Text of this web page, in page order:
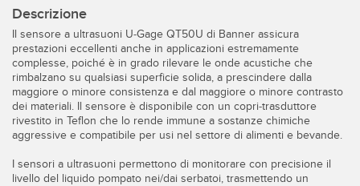
Sensori di monitoraggio delle condizioni wireless
Sensori di vibrazioni
ACCESSORI
IO-Link
Descrizione
Il sensore a ultrasuoni U-Gage QT50U di Banner assicura
prestazioni eccellenti anche in applicazioni estremamente
complesse, poiché è in grado rilevare le onde acustiche che
rimbalzano su qualsiasi superficie solida, a prescindere dalla
maggiore o minore consistenza e dal maggiore o minore contrasto
dei materiali. Il sensore è disponibile con un copri-trasduttore
rivestito in Teflon che lo rende immune a sostanze chimiche
aggressive e compatibile per usi nel settore di alimenti e bevande.
I sensori a ultrasuoni permettono di monitorare con precisione il
livello del liquido pompato nei/dai serbatoi, trasmettendo un